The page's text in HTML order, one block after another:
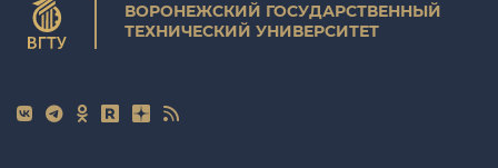
ВОРОНЕЖСКИЙ ГОСУДАРСТВЕННЫЙ
ТЕХНИЧЕСКИЙ УНИВЕРСИТЕТ